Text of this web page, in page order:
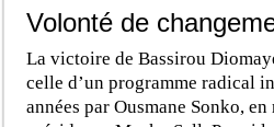
Volonté de
La victoire de Bassirou
celle d’un programme radical
années par Ousmane Sonko,